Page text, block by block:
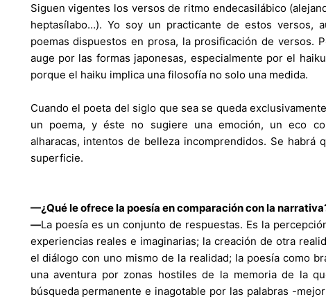
Siguen vigentes los versos de ritmo endecasilábico
heptasílabo…). Yo soy un practicante de estos versos,
poemas dispuestos en prosa, la prosificación de versos.
auge por las formas japonesas, especialmente por el
porque el haiku implica una filosofía no solo una medida.
Cuando el poeta del siglo que sea se queda
un poema, y éste no sugiere una emoción, un eco
alharacas, intentos de belleza incomprendidos. Se habrá
superficie.
—¿Qué le ofrece la poesía en comparación con la
—La poesía es un conjunto de respuestas. Es la
experiencias reales e imaginarias; la creación de otra
el diálogo con uno mismo de la realidad; la poesía como
una aventura por zonas hostiles de la memoria de la
búsqueda permanente e inagotable por las palabras -